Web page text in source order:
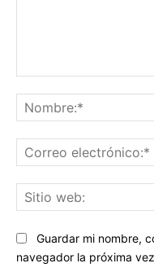
Guardar mi nombre,
navegador la próxima